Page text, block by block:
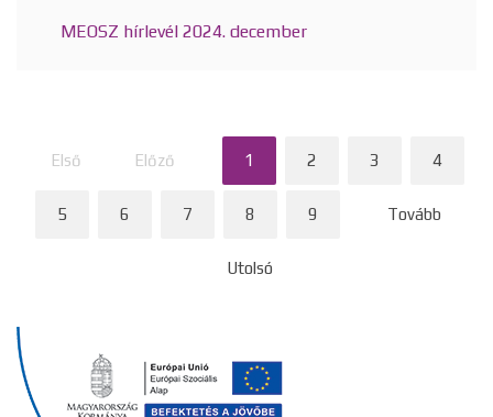
MEOSZ hírlevél 2024. december
Első Előző 1 2 3 4
5 6 7 8 9 Tovább
Utolsó